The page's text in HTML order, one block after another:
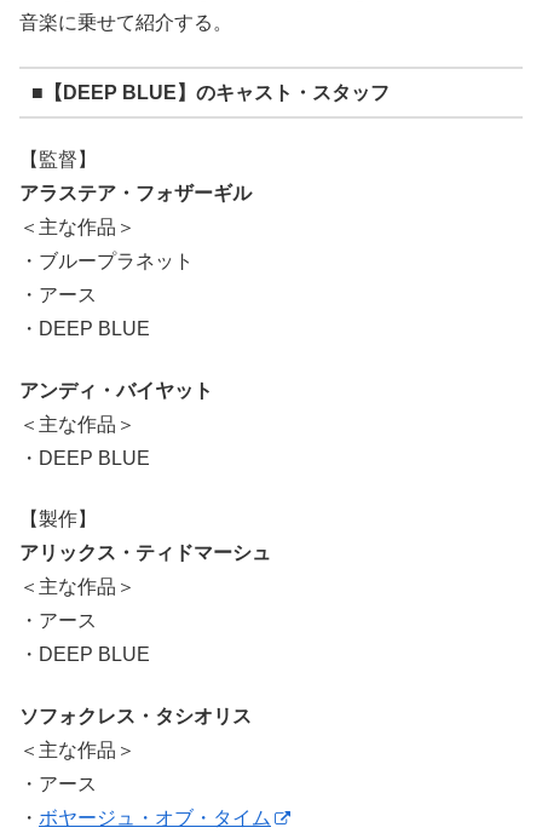
音楽に乗せて紹介する。
■【DEEP BLUE】のキャスト・スタッフ
【監督】
アラステア・フォザーギル
＜主な作品＞
・ブループラネット
・アース
・DEEP BLUE
アンディ・バイヤット
＜主な作品＞
・DEEP BLUE
【製作】
アリックス・ティドマーシュ
＜主な作品＞
・アース
・DEEP BLUE
ソフォクレス・タシオリス
＜主な作品＞
・アース
・ ボヤージュ・オブ・タイム